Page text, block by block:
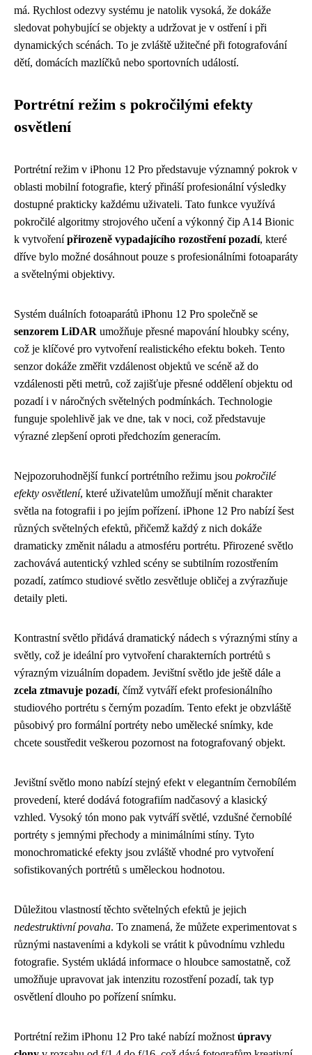
má. Rychlost odezvy systému je natolik vysoká, že dokáže
sledovat pohybující se objekty a udržovat je v ostření i při
dynamických scénách. To je zvláště užitečné při fotografování
dětí, domácích mazlíčků nebo sportovních událostí.
Portrétní režim s pokročilými efekty
osvětlení
Portrétní režim v iPhonu 12 Pro představuje významný pokrok v
oblasti mobilní fotografie, který přináší profesionální výsledky
dostupné prakticky každému uživateli. Tato funkce využívá
pokročilé algoritmy strojového učení a výkonný čip A14 Bionic
k vytvořenípřirozeně vypadajícího rozostření pozadí, které
dříve bylo možné dosáhnout pouze s profesionálními fotoaparáty
a světelnými objektivy.
Systém duálních fotoaparátů iPhonu 12 Pro společně se
senzorem LiDAR umožňuje přesné mapování hloubky scény,
což je klíčové pro vytvoření realistického efektu bokeh. Tento
senzor dokáže změřit vzdálenost objektů ve scéně až do
vzdálenosti pěti metrů, což zajišťuje přesné oddělení objektu od
pozadí i v náročných světelných podmínkách. Technologie
funguje spolehlivě jak ve dne, tak v noci, což představuje
výrazné zlepšení oproti předchozím generacím.
Nejpozoruhodnější funkcí portrétního režimu jsou pokročilé
efekty osvětlení, které uživatelům umožňují měnit charakter
světla na fotografii i po jejím pořízení. iPhone 12 Pro nabízí šest
různých světelných efektů, přičemž každý z nich dokáže
dramaticky změnit náladu a atmosféru portrétu. Přirozené světlo
zachovává autentický vzhled scény se subtilním rozostřením
pozadí, zatímco studiové světlo zesvětluje obličej a zvýrazňuje
detaily pleti.
Kontrastní světlo přidává dramatický nádech s výraznými stíny a
světly, což je ideální pro vytvoření charakterních portrétů s
výrazným vizuálním dopadem. Jevištní světlo jde ještě dále a
zcela ztmavuje pozadí, čímž vytváří efekt profesionálního
studiového portrétu s černým pozadím. Tento efekt je obzvláště
působivý pro formální portréty nebo umělecké snímky, kde
chcete soustředit veškerou pozornost na fotografovaný objekt.
Jevištní světlo mono nabízí stejný efekt v elegantním černobílém
provedení, které dodává fotografiím nadčasový a klasický
vzhled. Vysoký tón mono pak vytváří světlé, vzdušné černobílé
portréty s jemnými přechody a minimálními stíny. Tyto
monochromatické efekty jsou zvláště vhodné pro vytvoření
sofistikovaných portrétů s uměleckou hodnotou.
Důležitou vlastností těchto světelných efektů je jejich
nedestruktivní povaha. To znamená, že můžete experimentovat s
různými nastaveními a kdykoli se vrátit k původnímu vzhledu
fotografie. Systém ukládá informace o hloubce samostatně, což
umožňuje upravovat jak intenzitu rozostření pozadí, tak typ
osvětlení dlouho po pořízení snímku.
Portrétní režim iPhonu 12 Pro také nabízí možnost úpravy